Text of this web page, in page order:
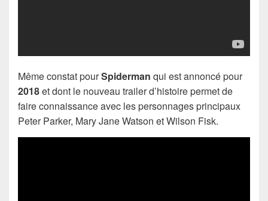
Même constat pourSpiderman qui est annoncé pour
2018et dont le nouveau trailer d’histoire permet de
faire connaissance avec les personnages principaux
Peter Parker, Mary Jane Watson et Wilson Fisk.